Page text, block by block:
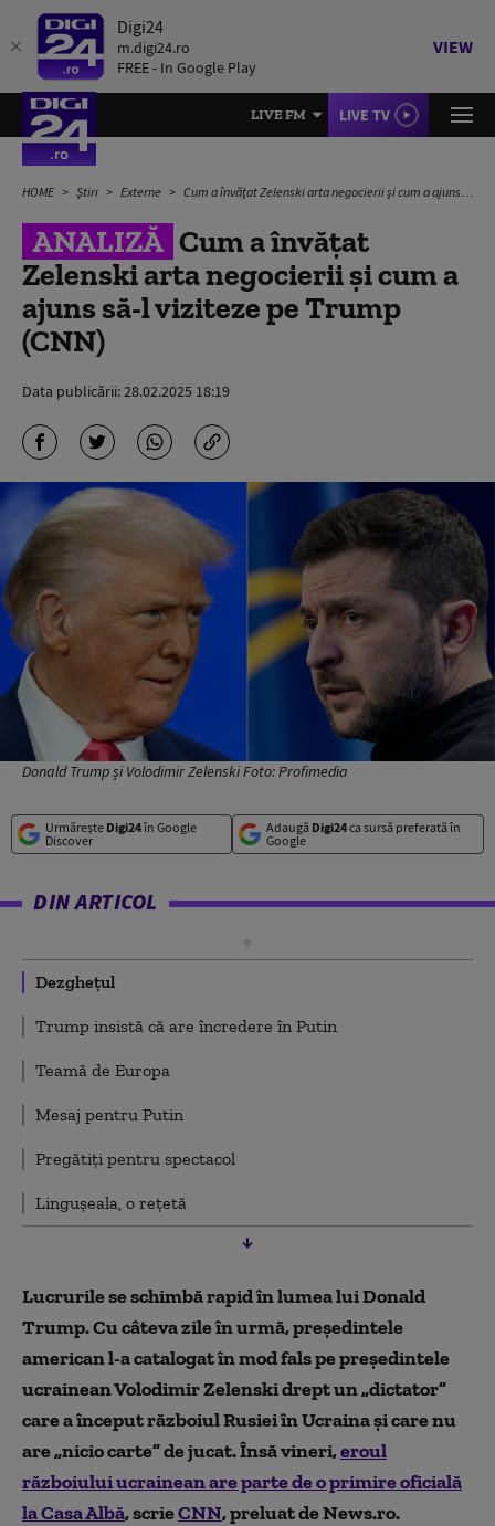
Digi24
m.digi24.ro
FREE - In Google Play
VIEW
LIVE FM LIVE TV
HOME Știri Externe Cum a învăţat Zelenski arta negocierii şi cum a ajuns să-l viziteze pe Trump (CNN)
ANALIZĂ Cum a învăţat
Zelenski arta negocierii şi cum a
ajuns să-l viziteze pe Trump
(CNN)
Data publicării:28.02.2025 18:19
Donald Trump și Volodimir Zelenski Foto: Profimedia
Urmărește Digi24în Google
Discover
Adaugă Digi24ca sursă preferată în
Google
DIN ARTICOL
Dezghețul
Trump insistă că are încredere în Putin
Teamă de Europa
Mesaj pentru Putin
Pregătiți pentru spectacol
Lingușeala, o rețetă
Lucrurile se schimbă rapid în lumea lui Donald
Trump. Cu câteva zile în urmă, preşedintele
american l-a catalogat în mod fals pe preşedintele
ucrainean Volodimir Zelenski drept un „dictator”
care a început războiul Rusiei în Ucraina şi care nu
are „nicio carte” de jucat. Însă vineri,eroul
războiului ucrainean are parte de o primire oficială
la Casa Albă, scrieCNN, preluat de News.ro.